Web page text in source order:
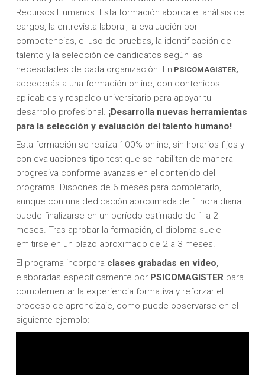
Recursos Humanos. Esta formación aborda el análisis de
cargos, la entrevista laboral, la evaluación por
competencias, el uso de pruebas, la identificación del
talento y la selección de candidatos según las
necesidades de cada organización. En PSICOMAGISTER,
accederás a una formación online, con contenidos
aplicables y respaldo universitario para apoyar tu
desarrollo profesional. ¡Desarrolla nuevas herramientas
para la selección y evaluación del talento humano!
Esta formación se realiza 100% online, sin horarios fijos y
con evaluaciones tipo test que se habilitan de manera
progresiva conforme avanzas en el contenido del
programa. Dispones de 6 meses para completarlo,
aunque con una dedicación aproximada de 1 hora diaria
puede finalizarse en un período estimado de 1 a 2
meses. Tras aprobar la formación, el diploma suele
emitirse en un plazo aproximado de 2 a 3 meses.
El programa incorpora clases grabadas en video,
elaboradas específicamente por PSICOMAGISTERpara
complementar la experiencia formativa y reforzar el
proceso de aprendizaje, como puede observarse en el
siguiente ejemplo: